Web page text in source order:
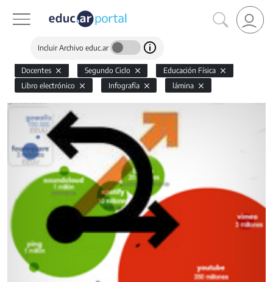
Incluir Archivo educ.ar
Docentes Segundo Ciclo
Educación Física
Libro electrónico
Infografía lámina